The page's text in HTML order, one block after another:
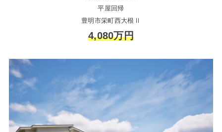
平屋回帰
豊明市栄町西大根Ⅱ
4,080万円